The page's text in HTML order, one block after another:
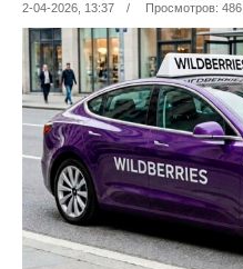
2-04-2026, 13:37 / Просмотров: 486